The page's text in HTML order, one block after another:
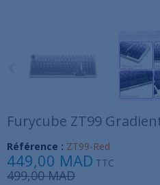
Furycube ZT99
Référence : ZT99-Red
449,00 MAD TTC
499,00 MAD